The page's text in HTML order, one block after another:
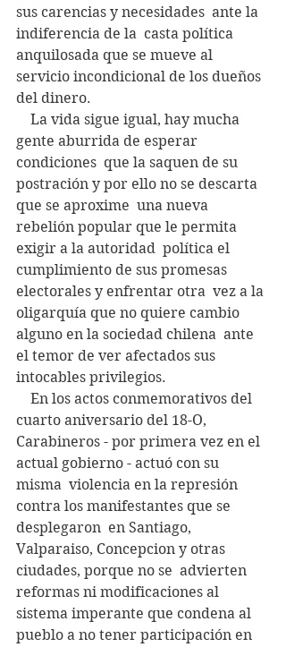
sus carencias y necesidades  ante la
indiferencia de la  casta política
anquilosada que se mueve al
servicio incondicional de los dueños
del dinero.
gente aburrida de esperar
condiciones  que la saquen de su
postración y por ello no se descarta
que se aproxime  una nueva
rebelión popular que le permita
exigir a la autoridad  política el
cumplimiento de sus promesas
electorales y enfrentar otra  vez a la
oligarquía que no quiere cambio
alguno en la sociedad chilena  ante
el temor de ver afectados sus
intocables privilegios.
cuarto aniversario del 18-O,
Carabineros - por primera vez en el
actual gobierno - actuó con su
misma  violencia en la represión
contra los manifestantes que se
desplegaron  en Santiago,
Valparaiso, Concepcion y otras
ciudades, porque no se  advierten
reformas ni modificaciones al
sistema imperante que condena al
pueblo a no tener participación en